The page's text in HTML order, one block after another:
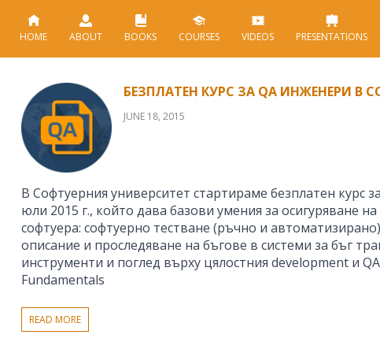
HOME ABOUT BOOKS COURSES VIDEOS PRESENTATIONS
БЕЗПЛАТЕН КУРС ЗА QA ИНЖЕНЕРИ В
JUNE 18, 2015
В Софтуерния университет стартираме безплатен курс
юли 2015 г., който дава базови умения за осигуряване
софтуера: софтуерно тестване (ръчно и
описание и проследяване на бъгове в системи за бъг
инструменти и поглед върху цялостния development и
Fundamentals
READ MORE